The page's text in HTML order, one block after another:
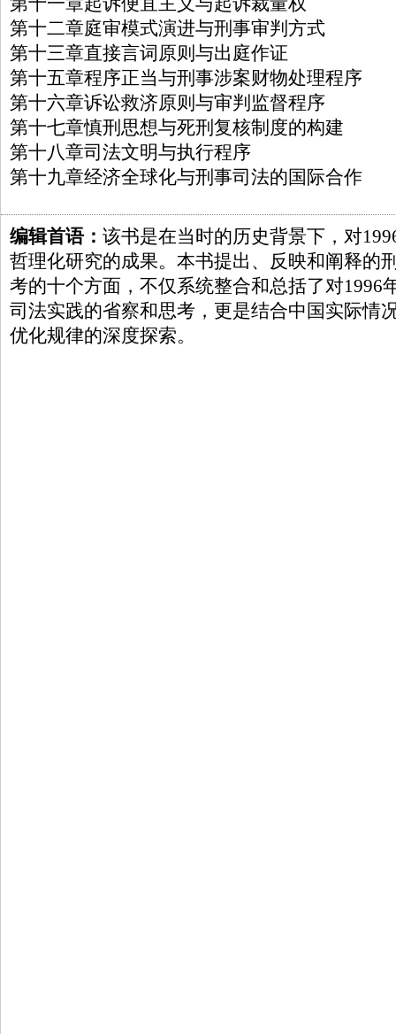
第十二章庭审模式演进与刑事审判方式
第十三章直接言词原则与出庭作证
第十五章程序正当与刑事涉案财物处理程序
第十六章诉讼救济原则与审判监督程序
第十七章慎刑思想与死刑复核制度的构建
第十八章司法文明与执行程序
第十九章经济全球化与刑事司法的国际合作
编辑首语： 该书是在当时的历史背景下，对
哲理化研究的成果。本书提出、反映和阐释的
考的十个方面，不仅系统整合和总括了对1996
司法实践的省察和思考，更是结合中国实际情
优化规律的深度探索。